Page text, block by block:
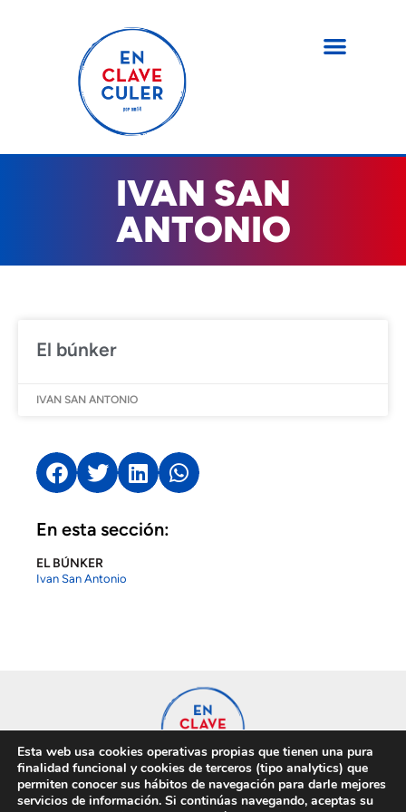
IVAN SAN
ANTONIO
El búnker
IVAN SAN ANTONIO
En esta sección:
EL BÚNKER
Ivan San Antonio
Esta web usa cookies operativas propias que tienen una pura
finalidad funcional y cookies de terceros (tipo analytics) que
permiten conocer sus hábitos de navegación para darle mejores
servicios de información. Si continúas navegando, aceptas su